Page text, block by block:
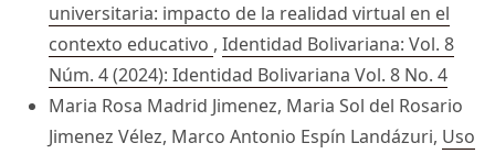
universitaria: impacto de la realidad virtual en el
contexto educativo , Identidad Bolivariana: Vol. 8
Núm. 4 (2024): Identidad Bolivariana Vol. 8 No. 4
Maria Rosa Madrid Jimenez, Maria Sol del Rosario
Jimenez Vélez, Marco Antonio Espín Landázuri, Uso